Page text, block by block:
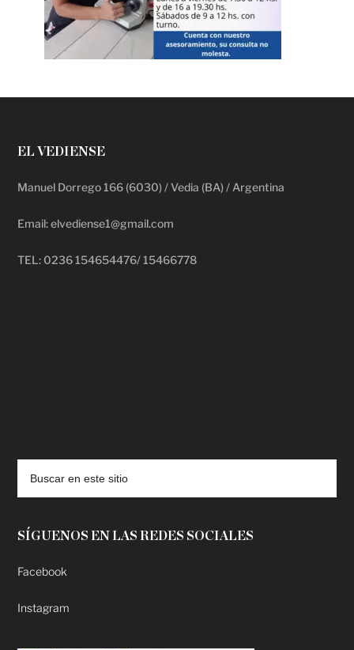
EL VEDIENSE
Manuel Dorrego 166 (6030) / Vedia (BA) / Argentina
Email: elvediense1@gmail.com
TEL: 0236 154654476/ 15466778
SÍGUENOS EN LAS REDES SOCIALES
Facebook
Instagram